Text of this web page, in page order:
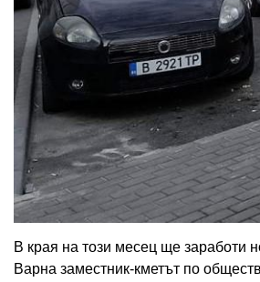
В края на този месец ще заработи
Варна заместник-кметът по